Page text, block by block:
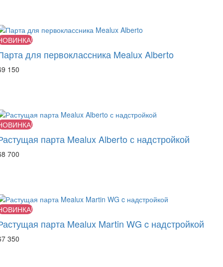
для первоклассника Mealux Alberto
150
парта Mealux Alberto с надстройкой
700
парта Mealux Martin WG c надстройкой
350